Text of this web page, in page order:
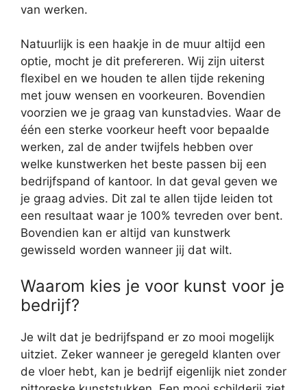
van werken.
Natuurlijk is een haakje in de muur altijd een
optie, mocht je dit prefereren. Wij zijn uiterst
flexibel en we houden te allen tijde rekening
met jouw wensen en voorkeuren. Bovendien
voorzien we je graag van kunstadvies. Waar de
één een sterke voorkeur heeft voor bepaalde
werken, zal de ander twijfels hebben over
welke kunstwerken het beste passen bij een
bedrijfspand of kantoor. In dat geval geven we
je graag advies. Dit zal te allen tijde leiden tot
een resultaat waar je 100% tevreden over bent.
Bovendien kan er altijd van kunstwerk
gewisseld worden wanneer jij dat wilt.
Waarom kies je voor kunst voor je
bedrijf?
Je wilt dat je bedrijfspand er zo mooi mogelijk
uitziet. Zeker wanneer je geregeld klanten over
de vloer hebt, kan je bedrijf eigenlijk niet zonder